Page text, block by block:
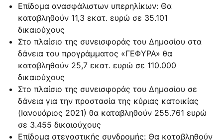
Επίδομα ανασφάλιστων υπερηλίκων: Θα
καταβληθούν 11,3 εκατ. ευρώ σε 35.101
δικαιούχους
Στο πλαίσιο της συνεισφοράς του Δημοσίου στα
δάνεια του προγράμματος «ΓΕΦΥΡΑ» θα
καταβληθούν 25,7 εκατ. ευρώ σε 110.000
δικαιούχους
Στο πλαίσιο της συνεισφοράς του Δημοσίου σε
δάνεια για την προστασία της κύριας κατοικίας
(Ιανουάριος 2021) θα καταβληθούν 255.761 ευρώ
σε 3.455 δικαιούχους
Επίδομα στεγαστικής συνδρομής: Θα καταβληθούν